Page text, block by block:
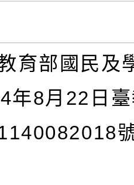
育部國民及
年8月22日